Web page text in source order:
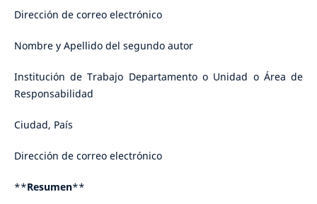
Dirección de correo electrónico
Nombre y Apellido del segundo autor
Institución de Trabajo Departamento o Unidad o Área de
Responsabilidad
Ciudad, País
Dirección de correo electrónico
**Resumen**